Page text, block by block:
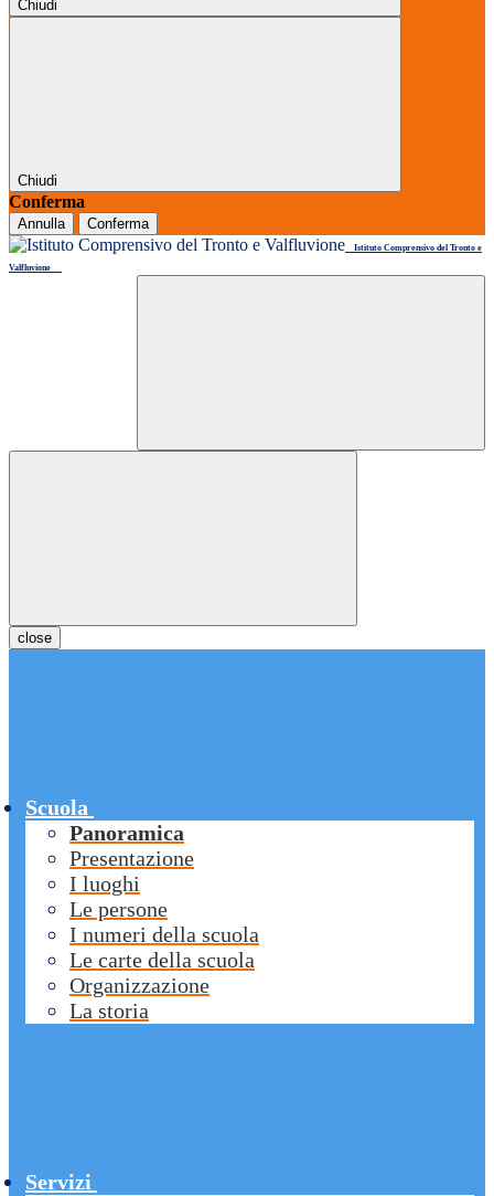
Chiudi
Chiudi
Conferma
Annulla Conferma
Istituto Comprensivo del Tronto e
Valfluvione
close
Scuola
Panoramica
Presentazione
I luoghi
Le persone
I numeri della scuola
Le carte della scuola
Organizzazione
La storia
Servizi